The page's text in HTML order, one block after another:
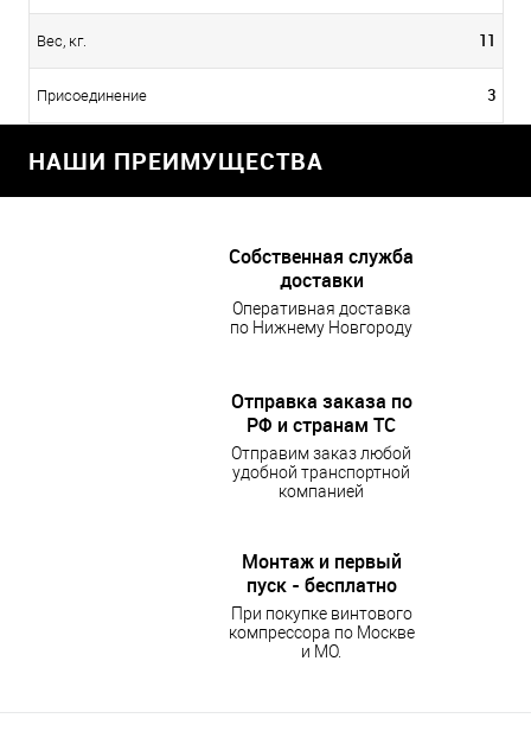
Вес, кг. 11
Присоединение 3
НАШИ ПРЕИМУЩЕСТВА
Собственная служба
доставки
Оперативная доставка
по Нижнему Новгороду
Отправка заказа по
РФ и странам ТС
Отправим заказ любой
удобной транспортной
компанией
Монтаж и первый
пуск - бесплатно
При покупке винтового
компрессора по Москве
и МО.